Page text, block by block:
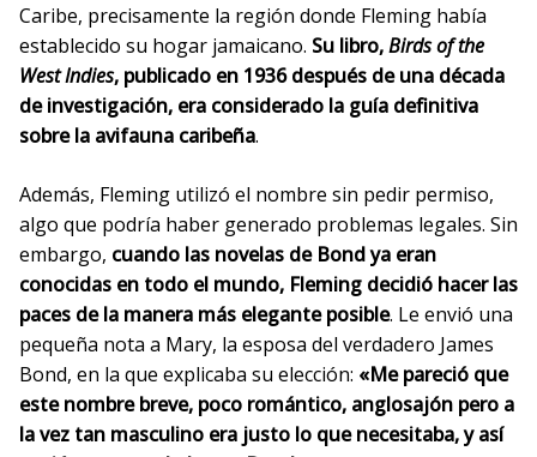
Caribe, precisamente la región donde Fleming había
establecido su hogar jamaicano. Su libro,Birds of the
West Indies, publicado en 1936 después de una década
de investigación, era considerado la guía definitiva
sobre la avifauna caribeña.
Además, Fleming utilizó el nombre sin pedir permiso,
algo que podría haber generado problemas legales. Sin
embargo, cuando las novelas de Bond ya eran
conocidas en todo el mundo, Fleming decidió hacer las
paces de la manera más elegante posible. Le envió una
pequeña nota a Mary, la esposa del verdadero James
Bond, en la que explicaba su elección: «Me pareció que
este nombre breve, poco romántico, anglosajón pero a
la vez tan masculino era justo lo que necesitaba, y así